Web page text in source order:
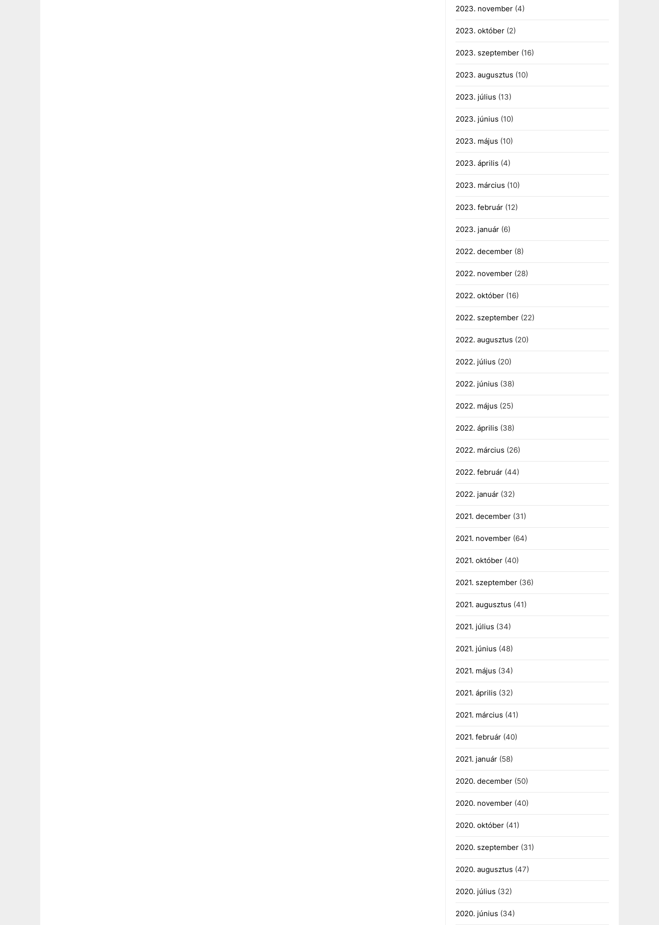
2023. november(4)
2023. október(2)
2023. szeptember(16)
2023. augusztus (10)
2023. július (13)
2023. június (10)
2023. május (10)
2023. április (4)
2023. március (10)
2023. február(12)
2023. január(6)
2022. december(8)
2022. november(28)
2022. október(16)
2022. szeptember(22)
2022. augusztus (20)
2022. július (20)
2022. június (38)
2022. május (25)
2022. április (38)
2022. március (26)
2022. február(44)
2022. január(32)
2021. december(31)
2021. november(64)
2021. október(40)
2021. szeptember(36)
2021. augusztus (41)
2021. július (34)
2021. június (48)
2021. május (34)
2021. április (32)
2021. március (41)
2021. február(40)
2021. január(58)
2020. december(50)
2020. november(40)
2020. október(41)
2020. szeptember(31)
2020. augusztus (47)
2020. július (32)
2020. június (34)